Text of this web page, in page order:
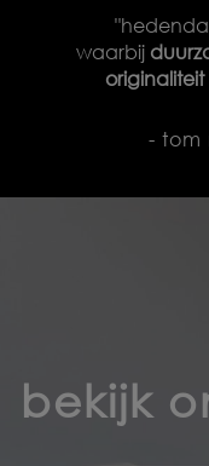
waarbij
- tom
bekijk